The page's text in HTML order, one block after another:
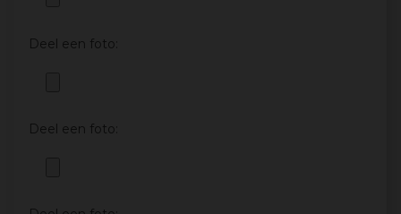
Deel een foto:
Deel een foto: